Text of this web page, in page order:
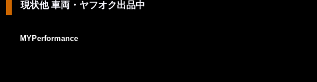
現状他 車両・ヤフオク出品中
MYPerformance